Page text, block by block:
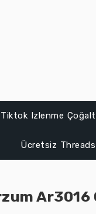
Tiktok Izlenme
Ücretsiz
Ar3016